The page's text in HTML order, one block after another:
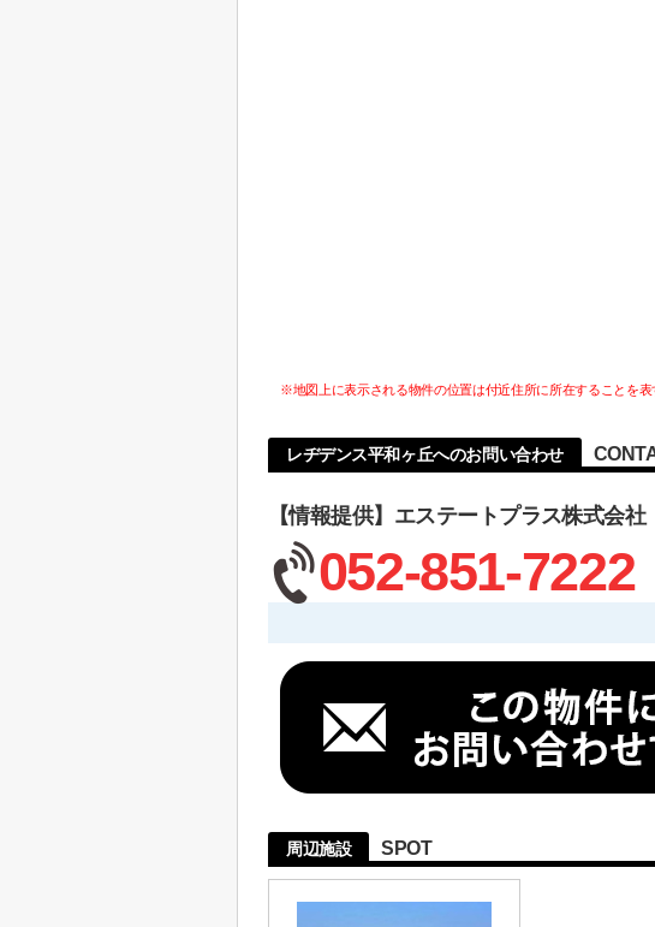
※地図上に表示される物件の位置は付近住所に所在することを
レヂデンス平和ヶ丘へのお問い合わせ
【情報提供】エステートプラス株式会社
052-851-7222
周辺施設 SPOT